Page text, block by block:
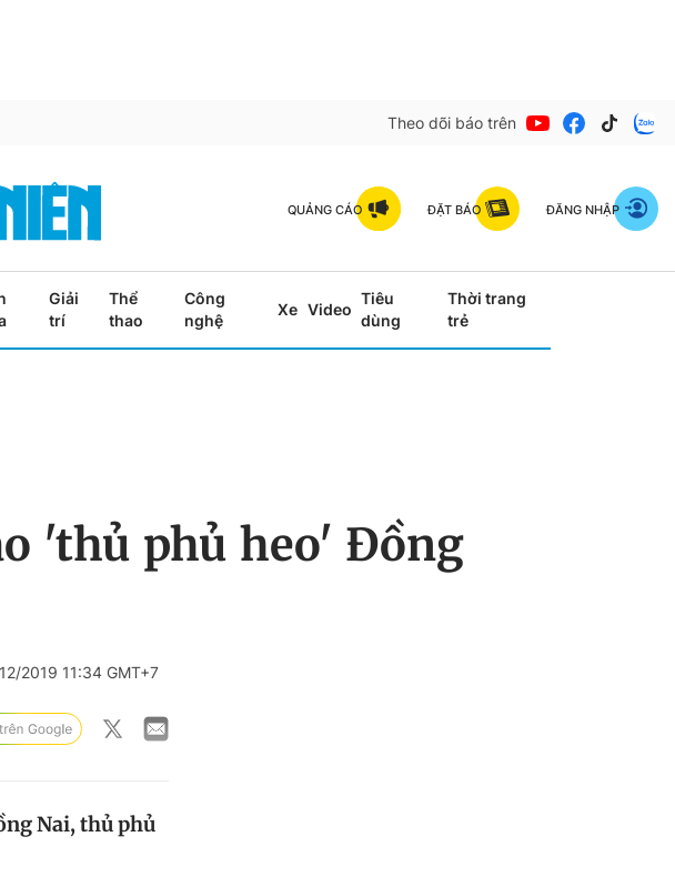
Theo dõi báo trên
QUẢNG CÁO ĐẶT BÁO ĐĂNG NHẬP
Giải
trí
Thể
thao
Công
nghệ
Xe Video
Tiêu
dùng
Thời trang
trẻ
'thủ phủ heo' Đồng
2019 11:34 GMT+7
Nai, thủ phủ